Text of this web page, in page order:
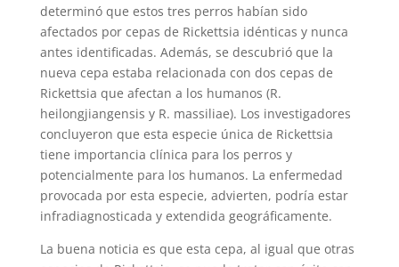
determinó que estos tres perros habían sido
afectados por cepas de Rickettsia idénticas y nunca
antes identificadas. Además, se descubrió que la
nueva cepa estaba relacionada con dos cepas de
Rickettsia que afectan a los humanos (R.
heilongjiangensis y R. massiliae). Los investigadores
concluyeron que esta especie única de Rickettsia
tiene importancia clínica para los perros y
potencialmente para los humanos. La enfermedad
provocada por esta especie, advierten, podría estar
infradiagnosticada y extendida geográficamente.
La buena noticia es que esta cepa, al igual que otras